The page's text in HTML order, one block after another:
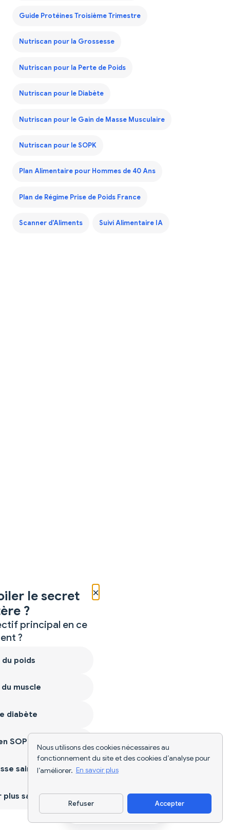
Nous utilisons des cookies nécessaires au
fonctionnement du site et des cookies d’analyse pour
l’améliorer. En savoir plus
Refuser Accepter
Guide Protéines Troisième Trimestre
Nutriscan pour la Grossesse
Nutriscan pour la Perte de Poids
Nutriscan pour le Diabète
Nutriscan pour le Gain de Masse Musculaire
Nutriscan pour le SOPK
Plan Alimentaire pour Hommes de 40 Ans
Plan de Régime Prise de Poids France
Scanner d'Aliments Suivi Alimentaire IA
Télécharger l'appli
×
le secret
?
principal en ce
?
poids
muscle
diabète
SOPK
saine
sain